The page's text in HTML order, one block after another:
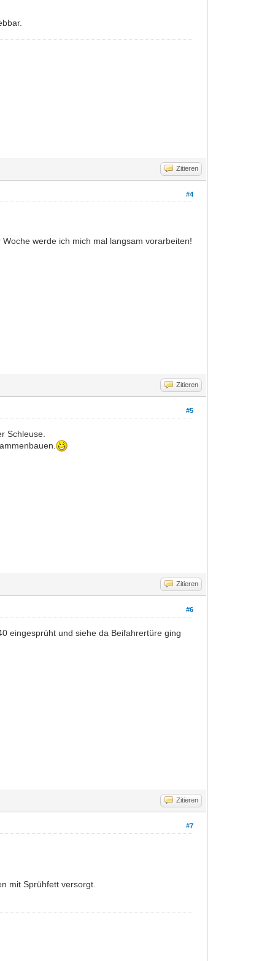
Zitieren
#4
werde ich mich mal langsam vorarbeiten!
Zitieren
#5
Schleuse.
Zitieren
#6
eingesprüht und siehe da Beifahrertüre ging
Zitieren
#7
mit Sprühfett versorgt.